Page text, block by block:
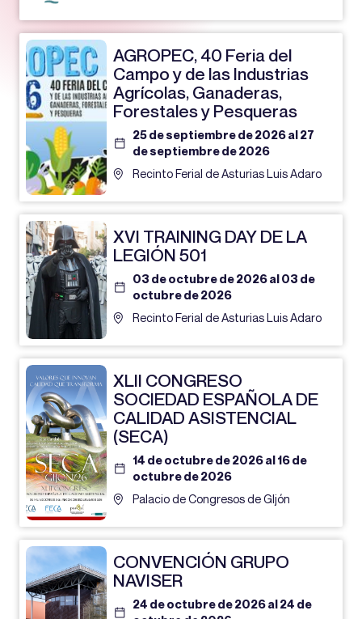
AGROPEC, 40 Feria del
Campo y de las Industrias
Agrícolas, Ganaderas,
Forestales y Pesqueras
25 de septiembre de 2026 al 27
de septiembre de 2026
Recinto Ferial de Asturias Luis Adaro
XVI TRAINING DAY DE LA
LEGIÓN 501
03 de octubre de 2026 al 03 de
octubre de 2026
Recinto Ferial de Asturias Luis Adaro
XLII CONGRESO
SOCIEDAD ESPAÑOLA DE
CALIDAD ASISTENCIAL
(SECA)
14 de octubre de 2026 al 16 de
octubre de 2026
Palacio de Congresos de GIjón
CONVENCIÓN GRUPO
NAVISER
24 de octubre de 2026 al 24 de